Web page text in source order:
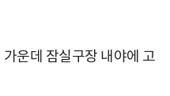
운데 잠실구장 내야에 고